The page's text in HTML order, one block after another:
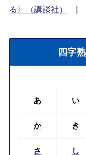
る〉（講談社）
|
四字
あ い
か き
さ し